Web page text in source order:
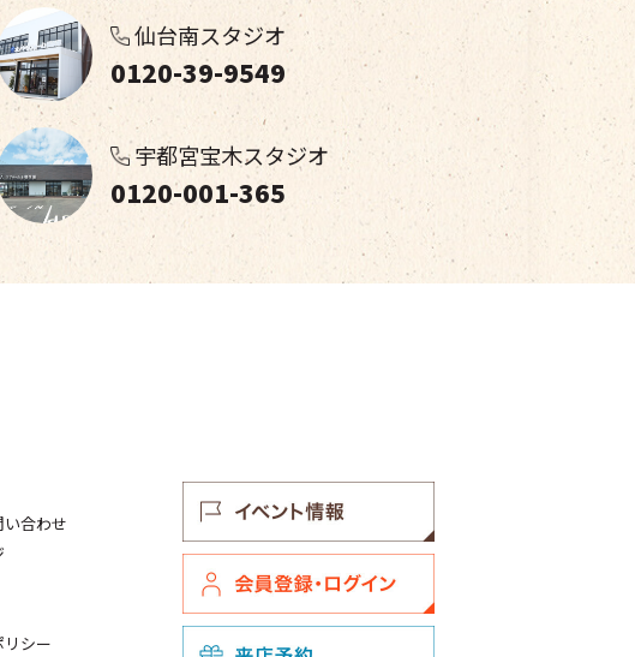
仙台南スタジオ
0120-39-9549
宇都宮宝木スタジオ
0120-001-365
合わせ
シー